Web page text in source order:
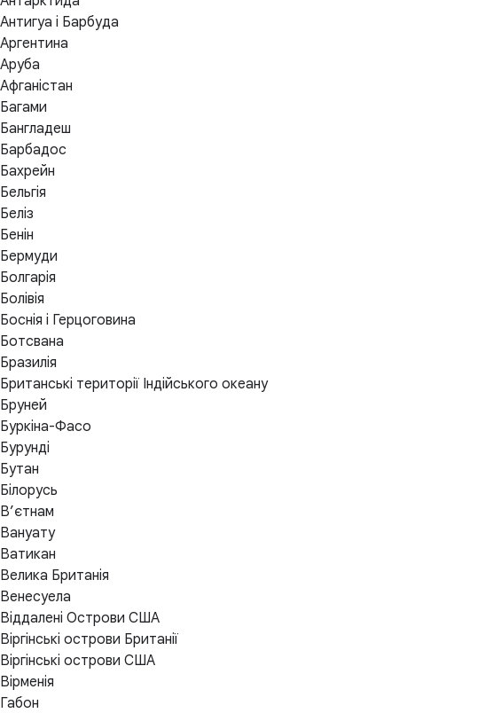
Антигуа і Барбуда
Аргентина
Аруба
Афганістан
Багами
Бангладеш
Барбадос
Бахрейн
Бельгія
Беліз
Бенін
Бермуди
Болгарія
Болівія
Боснія і Герцоговина
Ботсвана
Бразилія
Британські території Індійського океану
Бруней
Буркіна-Фасо
Бурунді
Бутан
Білорусь
Вʼєтнам
Вануату
Ватикан
Велика Британія
Венесуела
Віддалені Острови США
Віргінські острови Британії
Віргінські острови США
Вірменія
Габон